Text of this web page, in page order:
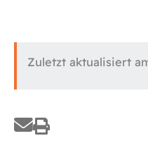
Zuletzt aktualisiert